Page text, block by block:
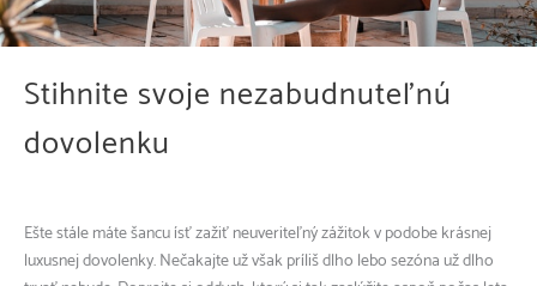
Stihnite svoje nezabudnuteľnú
dovolenku
Ešte stále máte šancu ísť zažiť neuveriteľný zážitok v podobe krásnej
luxusnej dovolenky. Nečakajte už však príliš dlho lebo sezóna už dlho